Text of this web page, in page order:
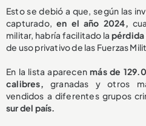
Esto se debió a que, según las
capturado,en el año 2024,
militar, habría facilitado la pérdida
de uso privativo de las Fuerzas
En la lista aparecenmás de
calibres, granadas y otros
vendidos a diferentes grupos
sur del país.